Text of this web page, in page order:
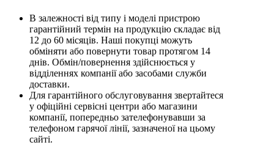
В залежності від типу і моделі пристрою
гарантійний термін на продукцію складає від
12 до 60 місяців. Наші покупці можуть
обміняти або повернути товар протягом 14
днів. Обмін/повернення здійснюється у
відділеннях компанії або засобами служби
доставки.
Для гарантійного обслуговування звертайтеся
у офіційні сервісні центри або магазини
компанії, попередньо зателефонувавши за
телефоном гарячої лінії, зазначеної на цьому
сайті.